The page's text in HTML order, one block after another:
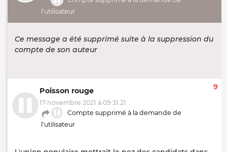
l'utilisateur
Ce message a été supprimé suite à la suppression du
compte de son auteur
Poisson rouge
17 novembre 2021 à 09:31:21
Compte supprimé à la demande de
l'utilisateur
9